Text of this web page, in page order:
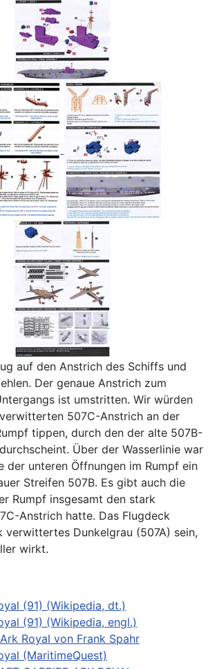
auf den Anstrich des Schiffs und
Der genaue Anstrich zum
ist umstritten. Wir würden
507C-Anstrich an der
tippen, durch den der alte 507B-
Über der Wasserlinie war
der unteren Öffnungen im Rumpf ein
Streifen 507B. Es gibt auch die
Rumpf insgesamt den stark
Anstrich hatte. Das Flugdeck
verwittertes Dunkelgrau (507A) sein,
wirkt.
(91) (Wikipedia, dt.)
(91) (Wikipedia, engl.)
Royal von Frank Spahr
(MaritimeQuest)